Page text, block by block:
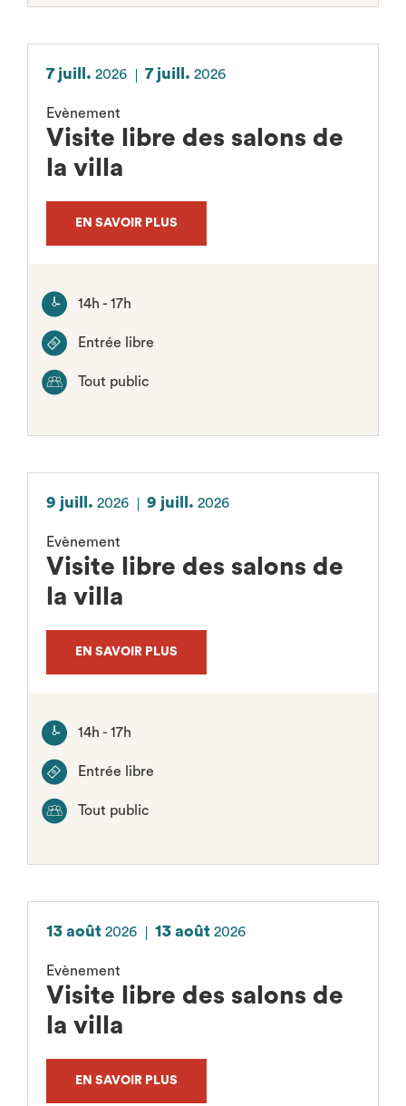
7 juill. 2026 7 juill. 2026
Evènement
Visite libre des salons de
la villa
EN SAVOIR PLUS
14h - 17h
Entrée libre
Tout public
9 juill. 2026 9 juill. 2026
Evènement
Visite libre des salons de
la villa
EN SAVOIR PLUS
14h - 17h
Entrée libre
Tout public
13 août 2026 13 août 2026
Evènement
Visite libre des salons de
la villa
EN SAVOIR PLUS